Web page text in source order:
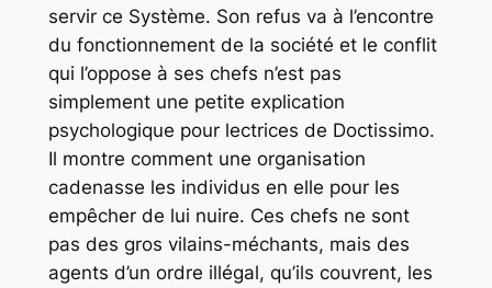
servir ce Système. Son refus va à l’encontre
du fonctionnement de la société et le conflit
qui l’oppose à ses chefs n’est pas
simplement une petite explication
psychologique pour lectrices de Doctissimo.
Il montre comment une organisation
cadenasse les individus en elle pour les
empêcher de lui nuire. Ces chefs ne sont
pas des gros vilains-méchants, mais des
agents d’un ordre illégal, qu’ils couvrent, les